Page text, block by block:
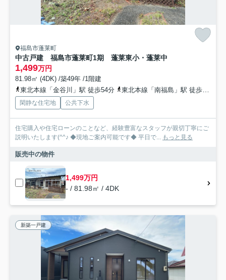
福島市蓬莱町
中古戸建 福島市蓬莱町1期 蓬莱東小・蓬莱中
1,499万円
81.98㎡ (4DK) /築49年 /1階建
東北本線「金谷川」駅 徒歩54分
東北本線「南福島」駅 徒歩58分
閑静な住宅地 公共下水
住宅購入や住宅ローンのことなど、経験豊富なスタッフが親切丁寧にご
説明いたします(^^♪ ◆現地ご案内可能です◆ 平日で...
もっと見る
販売中の物件
1,499万円
- / 81.98㎡ / 4DK
新築一戸建